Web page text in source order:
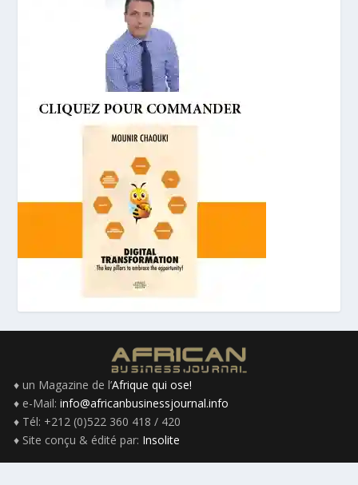
♦ un Magazine de l’Afrique qui ose!
♦ e-Mail: info@africanbusinessjournal.info
♦ Tél: +212 (0)522 360 418 / 420
♦ Site conçu & édité par: Insolite